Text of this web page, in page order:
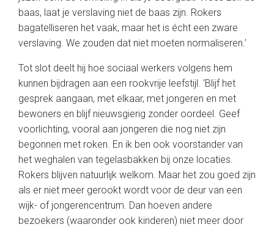
baas, laat je verslaving niet de baas zijn. Rokers
bagatelliseren het vaak, maar het is écht een zware
verslaving. We zouden dat niet moeten normaliseren.’
Tot slot deelt hij hoe sociaal werkers volgens hem
kunnen bijdragen aan een rookvrije leefstijl. ‘Blijf het
gesprek aangaan, met elkaar, met jongeren en met
bewoners en blijf nieuwsgierig zonder oordeel. Geef
voorlichting, vooral aan jongeren die nog niet zijn
begonnen met roken. En ik ben ook voorstander van
het weghalen van tegelasbakken bij onze locaties.
Rokers blijven natuurlijk welkom. Maar het zou goed zijn
als er niet meer gerookt wordt voor de deur van een
wijk- of jongerencentrum. Dan hoeven andere
bezoekers (waaronder ook kinderen) niet meer door